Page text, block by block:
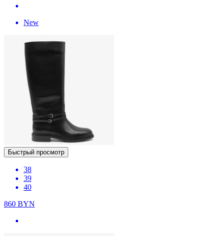
New
Быстрый просмотр
38
39
40
860 BYN